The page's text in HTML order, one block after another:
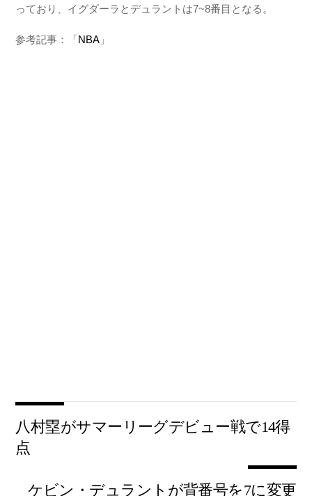
っており、イグダーラとデュラントは7~8番目となる。
参考記事：「NBA 」
八村塁がサマーリーグデビュー戦で14得
点
ケビン・デュラントが背番号を7に変更